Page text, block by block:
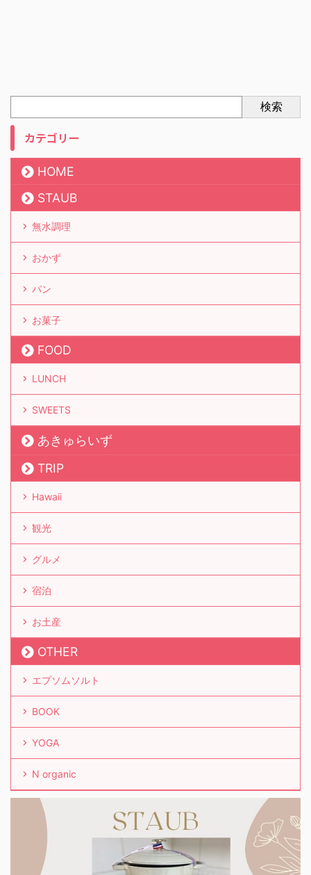
検索
カテゴリー
HOME
STAUB
無水調理
おかず
パン
お菓子
FOOD
LUNCH
SWEETS
あきゅらいず
TRIP
Hawaii
観光
グルメ
宿泊
お土産
OTHER
エプソムソルト
BOOK
YOGA
N organic